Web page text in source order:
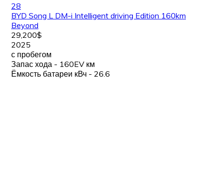
28
BYD Song L DM-i Intelligent driving Edition 160km
Beyond
29,200$
2025
с пробегом
Запас хода - 160EV км
Ёмкость батареи кВч - 26.6